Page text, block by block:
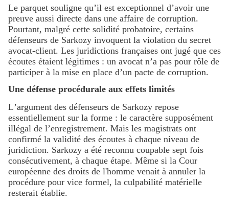
Le parquet souligne qu’il est exceptionnel d’avoir une
preuve aussi directe dans une affaire de corruption.
Pourtant, malgré cette solidité probatoire, certains
défenseurs de Sarkozy invoquent la violation du secret
avocat-client. Les juridictions françaises ont jugé que ces
écoutes étaient légitimes : un avocat n’a pas pour rôle de
participer à la mise en place d’un pacte de corruption.
Une défense procédurale aux effets limités
L’argument des défenseurs de Sarkozy repose
essentiellement sur la forme : le caractère supposément
illégal de l’enregistrement. Mais les magistrats ont
confirmé la validité des écoutes à chaque niveau de
juridiction. Sarkozy a été reconnu coupable sept fois
consécutivement, à chaque étape. Même si la Cour
européenne des droits de l'homme venait à annuler la
procédure pour vice formel, la culpabilité matérielle
resterait établie.